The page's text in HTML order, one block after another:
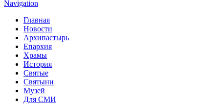
Navigation
Главная
Новости
Архипастырь
Епархия
Храмы
История
Святые
Святыни
Музей
Для СМИ